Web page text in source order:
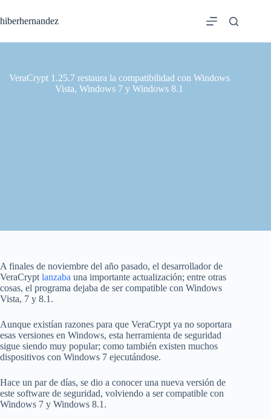
al
contenido
hiberhernandez
VeraCrypt 1.25.7 restaura la compatibilidad con Windows
Vista, Windows 7 y Windows 8.1
A finales de noviembre del año pasado, el desarrollador de
VeraCrypt lanzaba una importante actualización; entre otras
cosas, el programa dejaba de ser compatible con Windows
Vista, 7 y 8.1.
Aunque existían razones para que VeraCrypt ya no soportara
esas versiones en Windows, esta herramienta de seguridad
sigue siendo muy popular; como también existen muchos
dispositivos con Windows 7 ejecutándose.
Hace un par de días, se dio a conocer una nueva versión de
este software de seguridad, volviendo a ser compatible con
Windows 7 y Windows 8.1.